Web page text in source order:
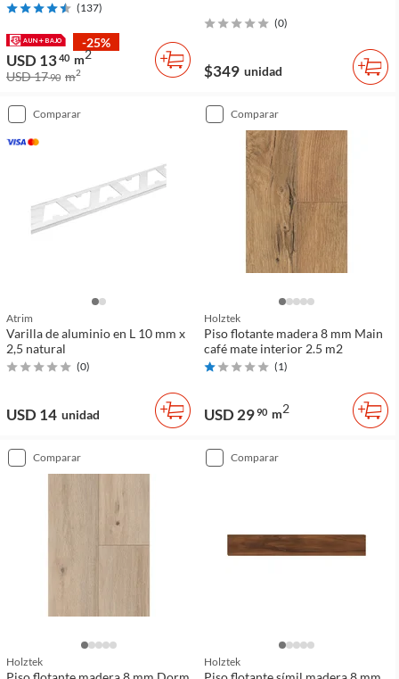
(137)
-25%
USD 1340 m2
USD 1790 m2
(0)
$349 unidad
comparar
Atrim
Varilla de aluminio en L 10 mm x
2,5 natural
(0)
USD 14 unidad
comparar
Holztek
Piso flotante madera 8 mm Main
café mate interior 2.5 m2
(1)
USD 2990 m2
comparar
Holztek
comparar
Holztek